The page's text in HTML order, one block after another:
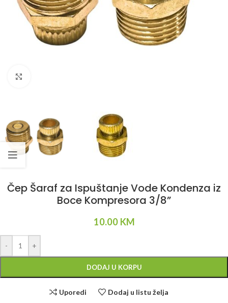
Čep Šaraf za Ispuštanje Vode Kondenza iz
Boce Kompresora 3/8”
10.00 KM
- +
DODAJ U KORPU
Uporedi Dodaj u listu želja